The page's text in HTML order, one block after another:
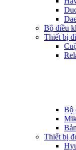
Bộ điều
Thiết bị
Bộ
Thiết bị